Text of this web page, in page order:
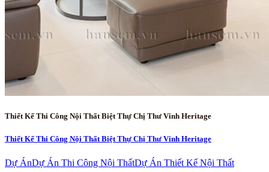
Thiết Kế Thi Công Nội Thất Biệt Thự Chị Thư Vinh Heritage
Thiết Kế Thi Công Nội Thất Biệt Thự Chị Thư Vinh Heritage
Dự ÁnDự Án Thi Công Nội ThấtDự Án Thiết Kế Nội Thất